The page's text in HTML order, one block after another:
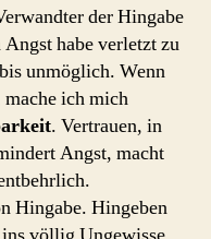
der Hingabe
habe verletzt zu
unmöglich. Wenn
ich mich
. Vertrauen, in
Angst, macht
Hingabe. Hingeben